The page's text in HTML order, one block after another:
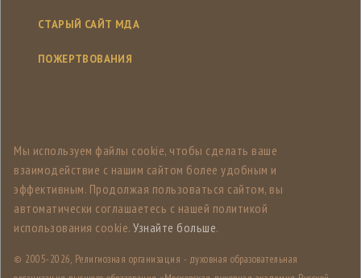
СТАРЫЙ САЙТ МДА
ПОЖЕРТВОВАНИЯ
Мы используем файлы cookie, чтобы сделать ваше
взаимодействие с нашим сайтом более удобным и
эффективным. Продолжая пользоваться сайтом, вы
автоматически соглашаетесь с нашей политикой
использования cookie. Узнайте больше.
© 2005-2026, Религиозная организация - духовная образовательная